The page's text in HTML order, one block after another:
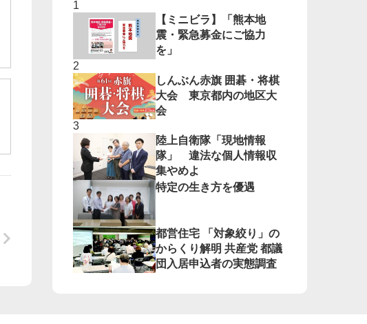
【ミニビラ】「熊本地
震・緊急募金にご協力
を」
しんぶん赤旗 囲碁・将棋
大会 東京都内の地区大
会
陸上自衛隊「現地情報
隊」 違法な個人情報収
集やめよ
特定の生き方を優遇
都営住宅 「対象絞り」の
からくり解明 共産党 都議
団入居申込者の実態調査